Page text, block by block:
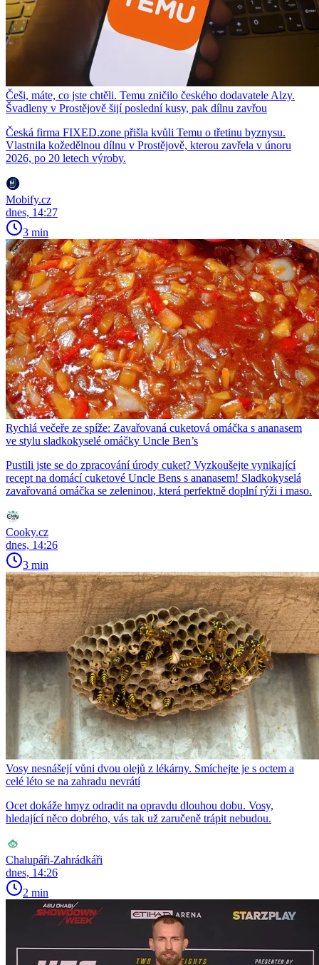
Češi, máte, co jste chtěli. Temu zničilo českého dodavatele Alzy.
Švadleny v Prostějově šijí poslední kusy, pak dílnu zavřou
Česká firma FIXED.zone přišla kvůli Temu o třetinu byznysu.
Vlastnila kožedělnou dílnu v Prostějově, kterou zavřela v únoru
2026, po 20 letech výroby.
Mobify.cz
dnes, 14:27
3 min
Rychlá večeře ze spíže: Zavařovaná cuketová omáčka s ananasem
ve stylu sladkokyselé omáčky Uncle Ben’s
Pustili jste se do zpracování úrody cuket? Vyzkoušejte vynikající
recept na domácí cuketové Uncle Bens s ananasem! Sladkokyselá
zavařovaná omáčka se zeleninou, která perfektně doplní rýži i maso.
Cooky.cz
dnes, 14:26
3 min
Vosy nesnášejí vůni dvou olejů z lékárny. Smíchejte je s octem a
celé léto se na zahradu nevrátí
Ocet dokáže hmyz odradit na opravdu dlouhou dobu. Vosy,
hledající něco dobrého, vás tak už zaručeně trápit nebudou.
Chalupáři-Zahrádkáři
dnes, 14:26
2 min